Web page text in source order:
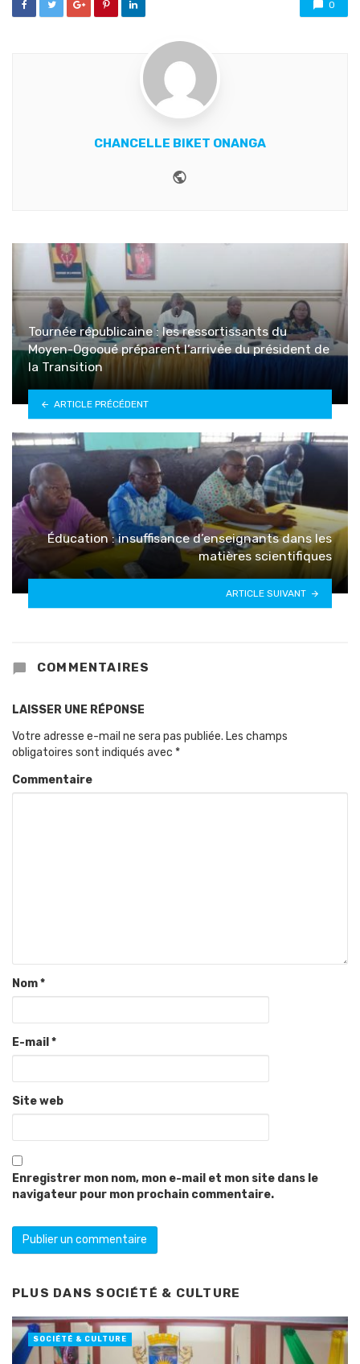
0
CHANCELLE BIKET ONANGA
Tournée républicaine : les ressortissants du
Moyen-Ogooué préparent l’arrivée du président de
la Transition
ARTICLE PRÉCÉDENT
Éducation : insuffisance d’enseignants dans les
matières scientifiques
ARTICLE SUIVANT
COMMENTAIRES
LAISSER UNE RÉPONSE
Votre adresse e-mail ne sera pas publiée. Les champs
obligatoires sont indiqués avec *
Commentaire
Nom*
E-mail *
Site web
Enregistrer mon nom, mon e-mail et mon site dans le
navigateur pour mon prochain commentaire.
PLUS DANS SOCIÉTÉ & CULTURE
SOCIÉTÉ & CULTURE